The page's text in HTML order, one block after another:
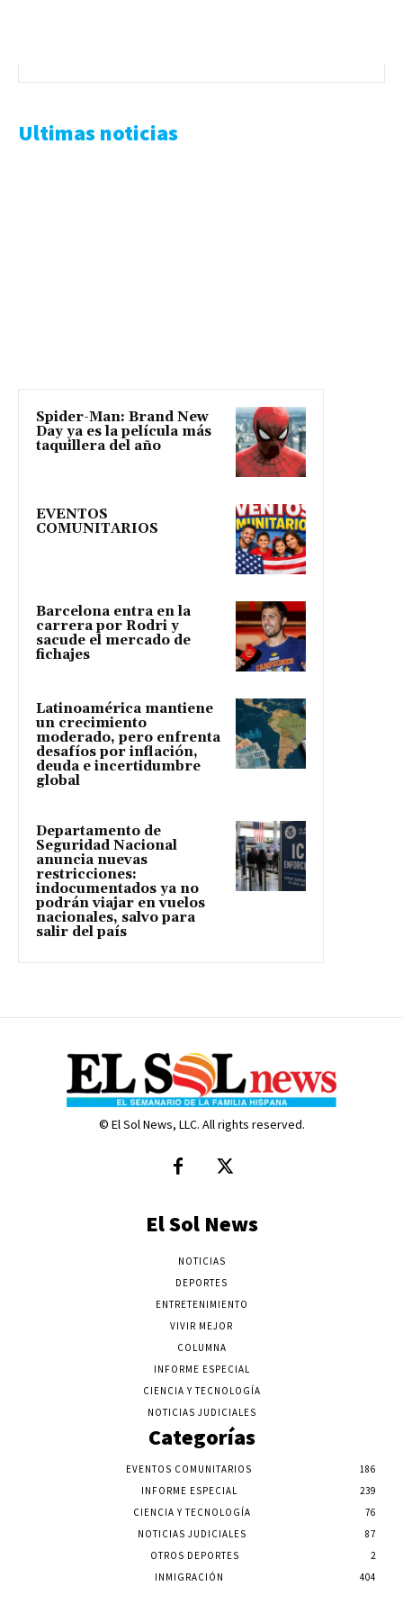
Ultimas noticias
Spider-Man: Brand New
Day ya es la película más
taquillera del año
EVENTOS
COMUNITARIOS
Barcelona entra en la
carrera por Rodri y
sacude el mercado de
fichajes
Latinoamérica mantiene
un crecimiento
moderado, pero enfrenta
desafíos por inflación,
deuda e incertidumbre
global
Departamento de
Seguridad Nacional
anuncia nuevas
restricciones:
indocumentados ya no
podrán viajar en vuelos
nacionales, salvo para
salir del país
© El Sol News, LLC. All rights reserved.
El Sol News
NOTICIAS
DEPORTES
ENTRETENIMIENTO
VIVIR MEJOR
COLUMNA
INFORME ESPECIAL
CIENCIA Y TECNOLOGÍA
NOTICIAS JUDICIALES
Categorías
EVENTOS COMUNITARIOS
186
INFORME ESPECIAL
239
CIENCIA Y TECNOLOGÍA
76
NOTICIAS JUDICIALES
87
OTROS DEPORTES
2
INMIGRACIÓN
404